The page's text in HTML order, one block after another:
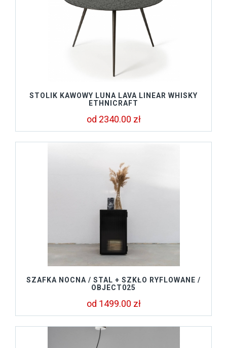
STOLIK KAWOWY LUNA LAVA LINEAR WHISKY
ETHNICRAFT
od 2340.00 zł
SZAFKA NOCNA / STAL + SZKŁO RYFLOWANE /
OBJECT025
od 1499.00 zł